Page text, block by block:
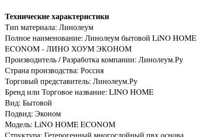
Технические характеристики
Тип материала: Линолеум
Полное наименование: Линолеум бытовой LiNO HOME
ECONOM - ЛИНО ХОУМ ЭКОНОМ
Производитель / Разработка компании: Линолеум.Ру
Страна производства: Россия
Торговый представитель: Линолеум.Ру
Бренд или Торговое название: LINO HOME
Вид: Бытовой
Подвид: Эконом
Модель: LiNO HOME ECONOM
Структура: Гетерогенный многослойный пвх основа